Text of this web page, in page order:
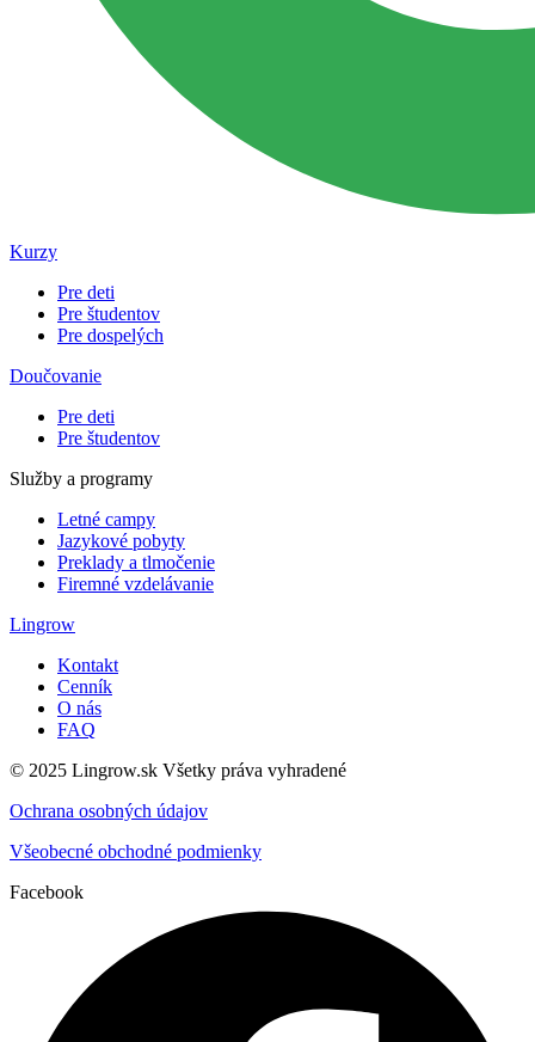
Kurzy
Pre deti
Pre študentov
Pre dospelých
Doučovanie
Pre deti
Pre študentov
Služby a programy
Letné campy
Jazykové pobyty
Preklady a tlmočenie
Firemné vzdelávanie
Lingrow
Kontakt
Cenník
O nás
FAQ
© 2025 Lingrow.sk Všetky práva vyhradené
Ochrana osobných údajov
Všeobecné obchodné podmienky
Facebook